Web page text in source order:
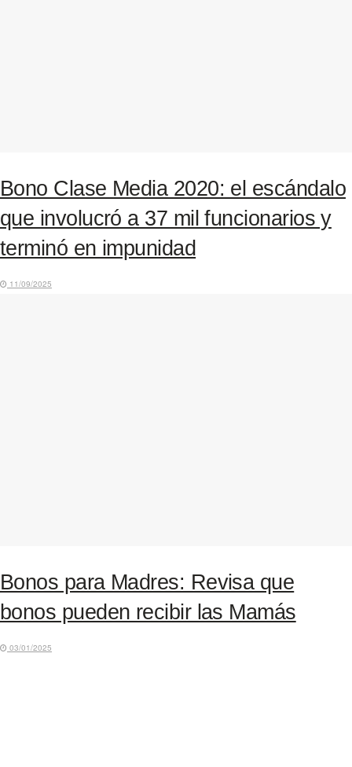
Bono Clase Media 2020: el escándalo
que involucró a 37 mil funcionarios y
terminó en impunidad
11/09/2025
Bonos para Madres: Revisa que
bonos pueden recibir las Mamás
03/01/2025